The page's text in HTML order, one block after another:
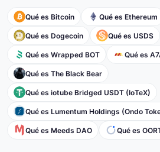
Qué es Bitcoin Qué es Ethereum
Qué es Dogecoin Qué es USDS
Qué es Wrapped BOT Qué es
Qué es The Black Bear
Qué es iotube Bridged USDT (IoTeX)
Qué es Lumentum Holdings (Ondo
Qué es Meeds DAO Qué es